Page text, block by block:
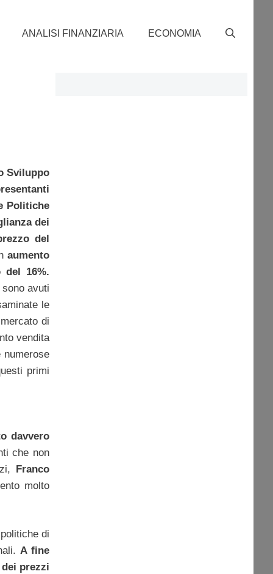
ANALISI FINANZIARIA ECONOMIA
Sviluppo
Politiche
dei
del
aumento
del 16%.
avuti
le
di
vendita
numerose
primi
davvero
che non
Franco
molto
di
A fine
prezzi